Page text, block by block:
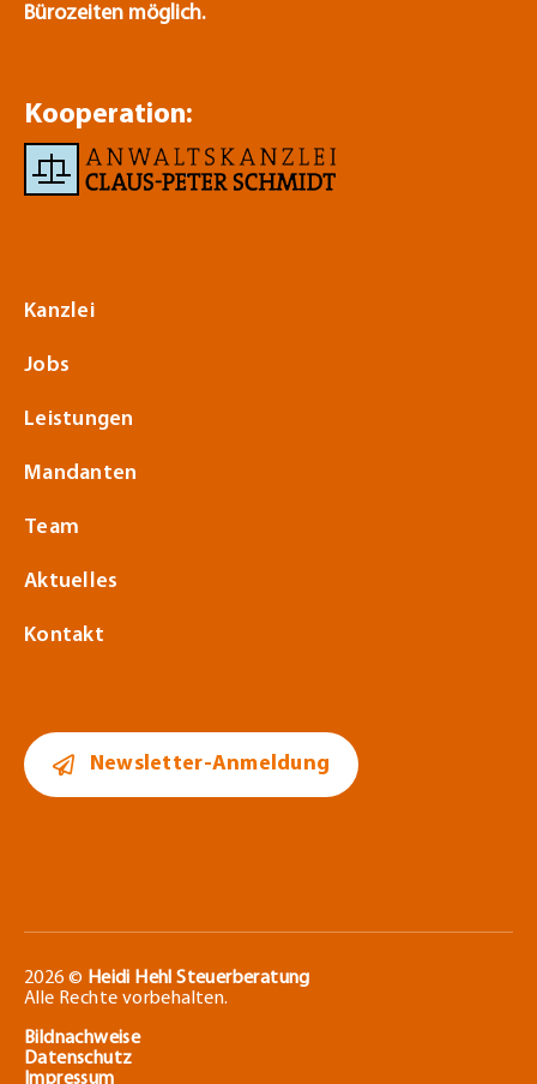
Bürozeiten möglich.
Kooperation:
Kanzlei
Jobs
Leistungen
Mandanten
Team
Aktuelles
Kontakt
Newsletter-Anmeldung
2026 © Heidi Hehl Steuerberatung
Alle Rechte vorbehalten.
Bildnachweise
Datenschutz
Impressum